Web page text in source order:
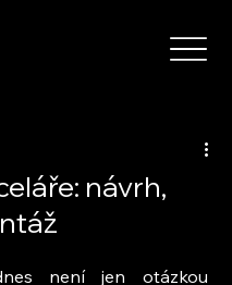
návrh,
není jen otázkou